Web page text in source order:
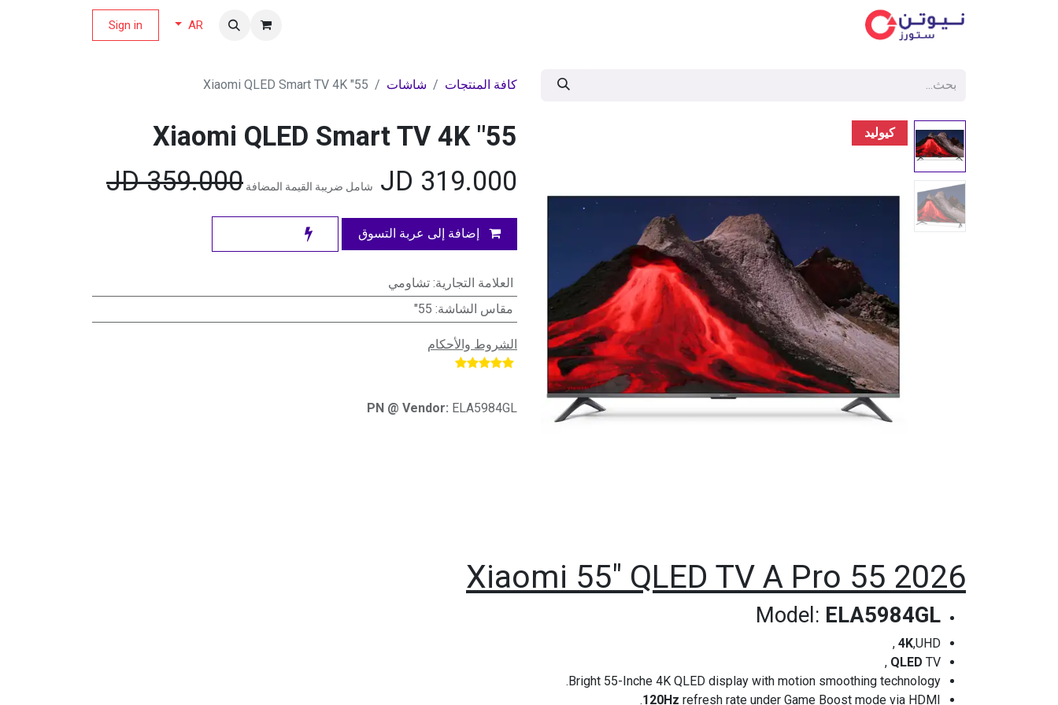
AR
Sign in
كافة المنتجات شاشات 55" Xiaomi QLED Smart TV 4K
كيوليد
55" Xiaomi QLED Smart TV 4K
319.000
شامل ضريبة القيمة المضافة 359.000
JD
إضافة إلى عربة التسوق
العلامة التجارية: تشاومي
مقاس الشاشة:
55"
الشروط والأحكام
PN @ Vendor: ELA5984GL
Xiaomi 55" QLED TV A Pro 55 2026
Model: ELA5984GL
4K,UHD ,
QLED TV ,
Bright 55-Inche 4K QLED display with motion smoothing technology.
120Hz refresh rate under Game Boost mode via HDMI.